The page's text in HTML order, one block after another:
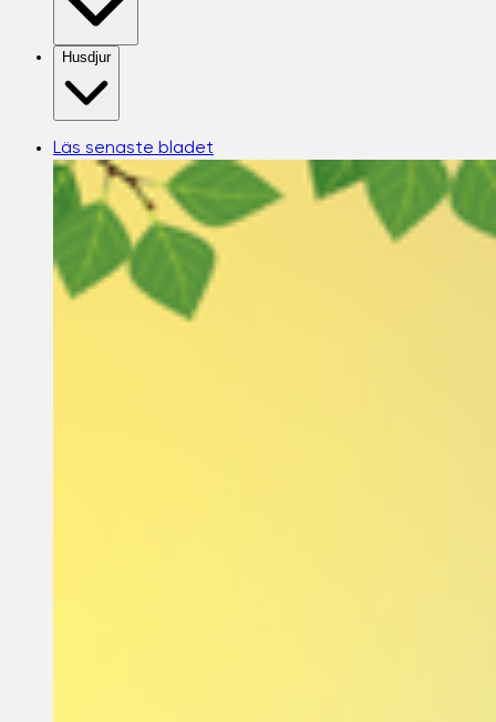
Husdjur
Läs senaste bladet